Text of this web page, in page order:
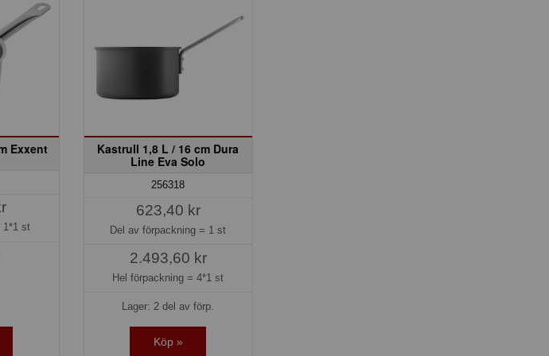
Exxent
1*1 st
Kastrull 1,8 L / 16 cm Dura
Line Eva Solo
256318
623,40 kr
Del av förpackning = 1 st
2.493,60 kr
Hel förpackning =4*1 st
Lager: 2 del av förp.
Köp »